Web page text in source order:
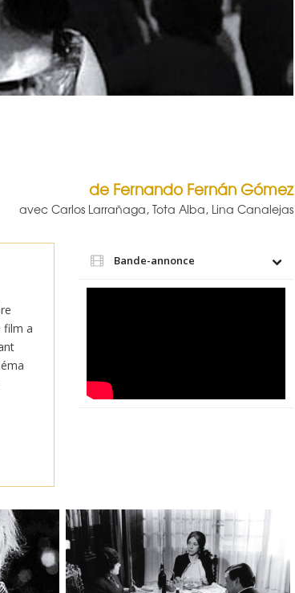
de Fernando Fernán Gómez
avec Carlos Larrañaga, Tota Alba, Lina Canalejas
film a
Bande-annonce